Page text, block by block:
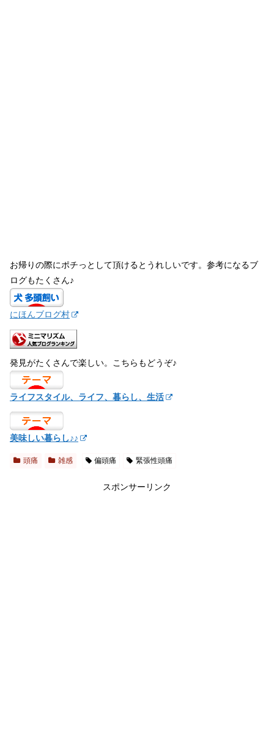
お帰りの際にポチっとして頂けるとうれしいです。参考になるブ
ログもたくさん♪
にほんブログ村
発見がたくさんで楽しい。こちらもどうぞ♪
ライフスタイル、ライフ、暮らし、生活
美味しい暮らし♪♪
頭痛 雑感 偏頭痛 緊張性頭痛
スポンサーリンク